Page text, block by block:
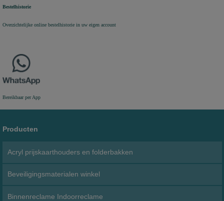
Bestelhistorie
Overzichtelijke online bestelhistorie in uw eigen account
Bereikbaar per App
Producten
Acryl prijskaarthouders en folderbakken
Beveiligingsmaterialen winkel
Binnenreclame Indoorreclame